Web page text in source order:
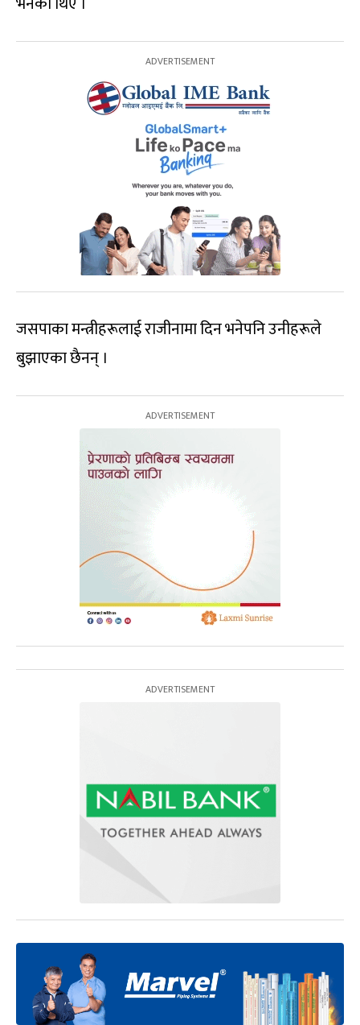
जसपाका मन्त्रीहरूलाई राजीनामा दिन भनेपनि उनीहरूले
बुझाएका छैनन् ।